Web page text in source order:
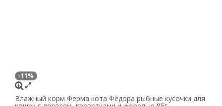
-11%
Влажный корм Ферма кота Фёдора рыбные кусочки для